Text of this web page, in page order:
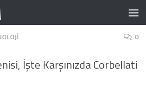
0
İşte Karşınızda Corbellati